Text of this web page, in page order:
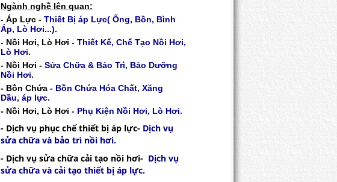
Ngành nghề lên quan:
- Áp Lực - Thiết Bị áp Lực( Ống, Bồn, Bình
Áp, Lò Hơi...).
- Nồi Hơi, Lò Hơi - Thiết Kế, Chế Tạo Nồi Hơi,
Lò Hơi.
- Nồi Hơi - Sửa Chữa & Bảo Trì, Bảo Dưỡng
Nồi Hơi.
- Bồn Chứa - Bồn Chứa Hóa Chất, Xăng
Dầu, áp lực.
- Nồi Hơi, Lò Hơi - Phụ Kiện Nồi Hơi, Lò Hơi.
- Dịch vụ phục chế thiết bị áp lực- Dịch vụ
sửa chữa và bảo trì nồi hơi.
- Dịch vụ sửa chữa cải tạo nồi hơi- Dịch vụ
sửa chữa và cải tạo thiết bị áp lực.